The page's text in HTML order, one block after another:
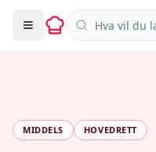
Søk i oppskrifter
MIDDELS HOVEDRETT